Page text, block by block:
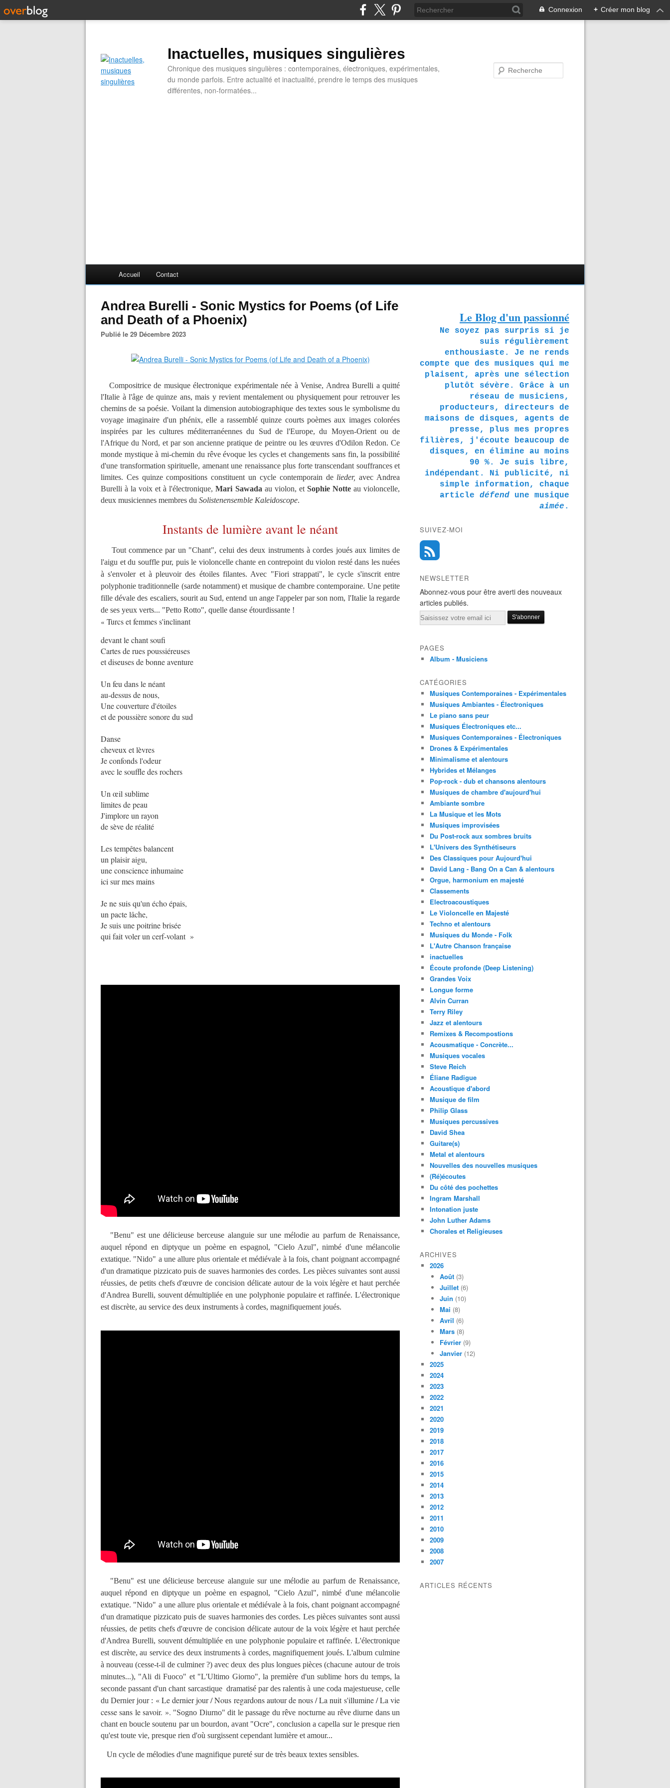
Connexion + Créer mon blog
Inactuelles, musiques singulières
Chronique des musiques singulières : contemporaines, électroniques, expérimentales,
du monde parfois. Entre actualité et inactualité, prendre le temps des musiques
différentes, non-formatées...
Accueil Contact
Andrea Burelli - Sonic Mystics for Poems (of Life
and Death of a Phoenix)
Publié le 29 Décembre 2023
Compositrice de musique électronique expérimentale née à Venise, Andrea Burelli a quitté
l'Italie à l'âge de quinze ans, mais y revient mentalement ou physiquement pour retrouver les
chemins de sa poésie. Voilant la dimension autobiographique des textes sous le symbolisme du
voyage imaginaire d'un phénix, elle a rassemblé quinze courts poèmes aux images colorées
inspirées par les cultures méditerranéennes du Sud de l'Europe, du Moyen-Orient ou de
l'Afrique du Nord, et par son ancienne pratique de peintre ou les œuvres d'Odilon Redon. Ce
monde mystique à mi-chemin du rêve évoque les cycles et changements sans fin, la possibilité
d'une transformation spirituelle, amenant une renaissance plus forte transcendant souffrances et
limites. Ces quinze compositions constituent un cycle contemporain de lieder,avec Andrea
Burelli à la voix et à l'électronique,Mari Sawada au violon, et Sophie Notteau violoncelle,
deux musiciennes membres du Solistenensemble Kaleidoscope.
Instants de lumière avant le néant
Tout commence par un "Chant", celui des deux instruments à cordes joués aux limites de
l'aigu et du souffle pur, puis le violoncelle chante en contrepoint du violon resté dans les nuées
à s'envoler et à pleuvoir des étoiles filantes. Avec "Fiori strappati", le cycle s'inscrit entre
polyphonie traditionnelle (sarde notamment) et musique de chambre contemporaine. Une petite
fille dévale des escaliers, sourit au Sud, entend un ange l'appeler par son nom, l'Italie la regarde
de ses yeux verts... "Petto Rotto", quelle danse étourdissante !
« Turcs et femmes s'inclinant
devant le chant soufi
Cartes de rues poussiéreuses
et diseuses de bonne aventure
Un feu dans le néant
au-dessus de nous,
Une couverture d'étoiles
et de poussière sonore du sud
Danse
cheveux et lèvres
Je confonds l'odeur
avec le souffle des rochers
Un œil sublime
limites de peau
J'implore un rayon
de sève de réalité
Les tempêtes balancent
un plaisir aigu,
une conscience inhumaine
ici sur mes mains
Je ne suis qu'un écho épais,
un pacte lâche,
Je suis une poitrine brisée
qui fait voler un cerf-volant »
"Benu" est une délicieuse berceuse alanguie sur une mélodie au parfum de Renaissance,
auquel répond en diptyque un poème en espagnol, "Cielo Azul", nimbé d'une mélancolie
extatique. "Nido" a une allure plus orientale et médiévale à la fois, chant poignant accompagné
d'un dramatique pizzicato puis de suaves harmonies des cordes. Les pièces suivantes sont aussi
réussies, de petits chefs d'œuvre de concision délicate autour de la voix légère et haut perchée
d'Andrea Burelli, souvent démultipliée en une polyphonie populaire et raffinée. L'électronique
est discrète, au service des deux instruments à cordes, magnifiquement joués.
"Benu" est une délicieuse berceuse alanguie sur une mélodie au parfum de Renaissance,
auquel répond en diptyque un poème en espagnol, "Cielo Azul", nimbé d'une mélancolie
extatique. "Nido" a une allure plus orientale et médiévale à la fois, chant poignant accompagné
d'un dramatique pizzicato puis de suaves harmonies des cordes. Les pièces suivantes sont aussi
réussies, de petits chefs d'œuvre de concision délicate autour de la voix légère et haut perchée
d'Andrea Burelli, souvent démultipliée en une polyphonie populaire et raffinée. L'électronique
est discrète, au service des deux instruments à cordes, magnifiquement joués. L'album culmine
à nouveau (cesse-t-il de culminer ?) avec deux des plus longues pièces (chacune autour de trois
minutes...), "Ali di Fuoco" et "L'Ultimo Giorno", la première d'un sublime hors du temps, la
seconde passant d'un chant sarcastique dramatisé par des ralentis à une coda majestueuse, celle
du Dernier jour : « Le dernier jour / Nous regardons autour de nous / La nuit s'illumine / La vie
cesse sans le savoir. ». "Sogno Diurno" dit le passage du rêve nocturne au rêve diurne dans un
chant en boucle soutenu par un bourdon, avant "Ocre", conclusion a capella sur le presque rien
qu'est toute vie, presque rien d'où surgissent cependant lumière et amour...
Un cycle de mélodies d'une magnifique pureté sur de très beaux textes sensibles.
Le Blog d'un passionné
Ne soyez pas surpris si je
suis régulièrement
enthousiaste. Je ne rends
compte que des musiques qui me
plaisent, après une sélection
plutôt sévère. Grâce à un
réseau de musiciens,
producteurs, directeurs de
maisons de disques, agents de
presse, plus mes propres
filières, j'écoute beaucoup de
disques, en élimine au moins
90 %. Je suis libre,
indépendant. Ni publicité, ni
simple information, chaque
article défend une musique
aimée .
SUIVEZ-MOI
NEWSLETTER
Abonnez-vous pour être averti des nouveaux
articles publiés.
Email
PAGES
Album - Musiciens
CATÉGORIES
Musiques Contemporaines - Expérimentales
Musiques Ambiantes - Électroniques
Le piano sans peur
Musiques Électroniques etc...
Musiques Contemporaines - Électroniques
Drones & Expérimentales
Minimalisme et alentours
Hybrides et Mélanges
Pop-rock - dub et chansons alentours
Musiques de chambre d'aujourd'hui
Ambiante sombre
La Musique et les Mots
Musiques improvisées
Du Post-rock aux sombres bruits
L'Univers des Synthétiseurs
Des Classiques pour Aujourd'hui
David Lang - Bang On a Can & alentours
Orgue, harmonium en majesté
Classements
Electroacoustiques
Le Violoncelle en Majesté
Techno et alentours
Musiques du Monde - Folk
L'Autre Chanson française
inactuelles
Écoute profonde (Deep Listening)
Grandes Voix
Longue forme
Alvin Curran
Terry Riley
Jazz et alentours
Remixes & Recompostions
Acousmatique - Concrète...
Musiques vocales
Steve Reich
Éliane Radigue
Acoustique d'abord
Musique de film
Philip Glass
Musiques percussives
David Shea
Guitare(s)
Metal et alentours
Nouvelles des nouvelles musiques
(Ré)écoutes
Du côté des pochettes
Ingram Marshall
Intonation juste
John Luther Adams
Chorales et Religieuses
ARCHIVES
2026
Août (3)
Juillet (6)
Juin (10)
Mai (8)
Avril (6)
Mars (8)
Février (9)
Janvier (12)
2025
2024
2023
2022
2021
2020
2019
2018
2017
2016
2015
2014
2013
2012
2011
2010
2009
2008
2007
ARTICLES RÉCENTS